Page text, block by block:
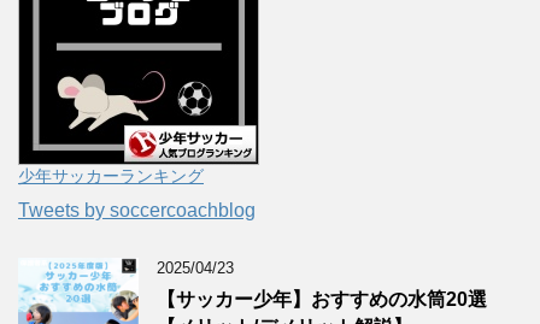
少年サッカーランキング
Tweets by soccercoachblog
2025/04/23
【サッカー少年】おすすめの水筒20選